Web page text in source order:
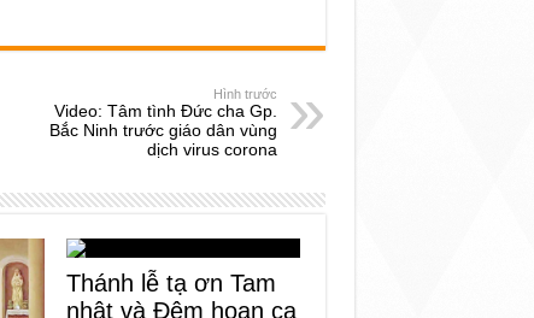
Hình trước
Video: Tâm tình Đức cha Gp.
Bắc Ninh trước giáo dân vùng
dịch virus corona
Thánh lễ tạ ơn Tam
nhật và Đêm hoan ca